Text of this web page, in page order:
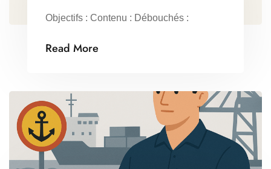
Objectifs : Contenu : Débouchés :
Read More